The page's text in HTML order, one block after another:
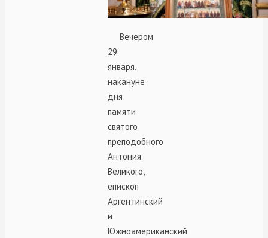
Вечером
29
января,
накануне
дня
памяти
святого
преподобного
Антония
Великого,
епископ
Аргентинский
и
Южноамериканский